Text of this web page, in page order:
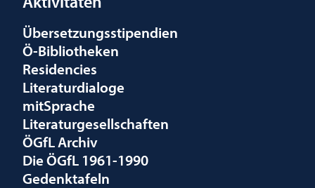
Übersetzungsstipendien
Ö-Bibliotheken
Residencies
Literaturdialoge
mitSprache
Literaturgesellschaften
ÖGfL Archiv
Die ÖGfL 1961-1990
Gedenktafeln